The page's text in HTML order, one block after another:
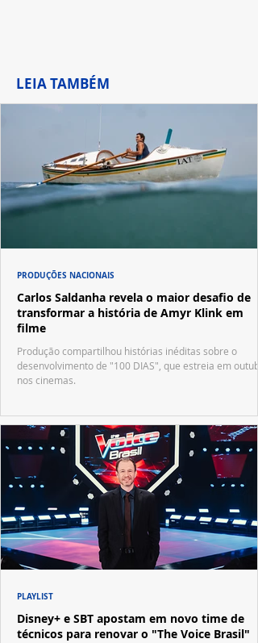
LEIA TAMBÉM
Carlos Saldanha revela o maior desafio de
transformar a história de Amyr Klink em
filme
Produção compartilhou histórias inéditas sobre o
desenvolvimento de "100 DIAS", que estreia em
nos cinemas.
PRODUÇÕES NACIONAIS
Disney+ e SBT apostam em novo time de
técnicos para renovar o "The Voice Brasil"
PLAYLIST